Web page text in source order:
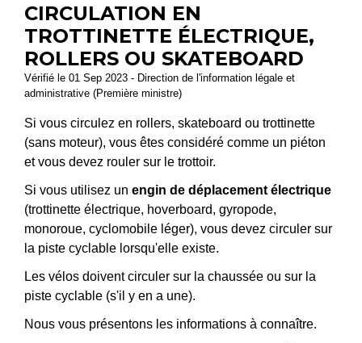
CIRCULATION EN
TROTTINETTE ÉLECTRIQUE,
ROLLERS OU SKATEBOARD
Vérifié le 01 Sep 2023 - Direction de l'information légale et
administrative (Première ministre)
Si vous circulez en rollers, skateboard ou trottinette
(sans moteur), vous êtes considéré comme un piéton
et vous devez rouler sur le trottoir.
Si vous utilisez un engin de déplacement électrique
(trottinette électrique, hoverboard, gyropode,
monoroue, cyclomobile léger), vous devez circuler sur
la piste cyclable lorsqu'elle existe.
Les vélos doivent circuler sur la chaussée ou sur la
piste cyclable (s'il y en a une).
Nous vous présentons les informations à connaître.